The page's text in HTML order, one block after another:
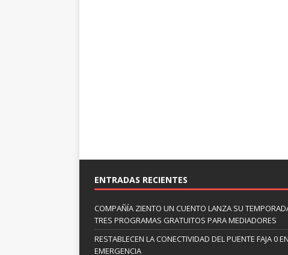
ENTRADAS RECIENTES
COMPAÑÍA ZIENTO UN CUENTO LANZA SU
TRES PROGRAMAS GRATUITOS PARA MEDIADORES
RESTABLECEN LA CONECTIVIDAD DEL PUENTE FAJA 0
EMERGENCIA